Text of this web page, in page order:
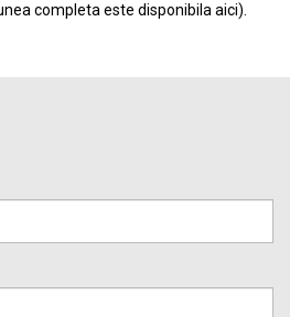
completa este disponibila aici).